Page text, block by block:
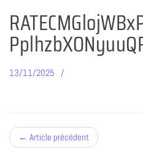
13/11/2025
← Article précédent